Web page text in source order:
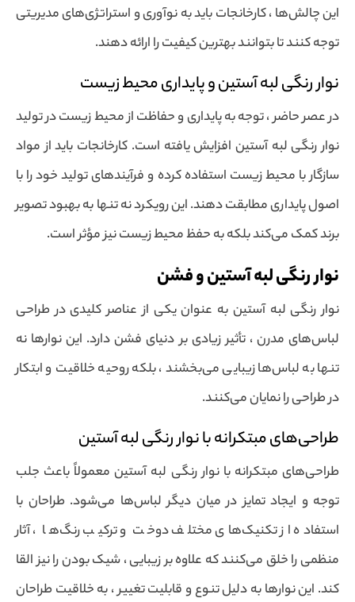
این چالش‌ها ، کارخانجات باید به نوآوری و استراتژی‌های مدیریتی
توجه کنند تا بتوانند بهترین کیفیت را ارائه دهند.
نوار رنگی لبه آستین و پایداری محیط زیست
در عصر حاضر ، توجه به پایداری و حفاظت از محیط زیست در تولید
نوار رنگی لبه آستین افزایش یافته است. کارخانجات باید از مواد
سازگار با محیط زیست استفاده کرده و فرآیندهای تولید خود را با
اصول پایداری مطابقت دهند. این رویکرد نه تنها به بهبود تصویر
برند کمک می‌کند بلکه به حفظ محیط زیست نیز مؤثر است.
نوار رنگی لبه آستین و فشن
نوار رنگی لبه آستین به عنوان یکی از عناصر کلیدی در طراحی
لباس‌های مدرن ، تأثیر زیادی بر دنیای فشن دارد. این نوارها نه
تنها به لباس‌ها زیبایی می‌بخشند ، بلکه روحیه خلاقیت و ابتکار
در طراحی را نمایان می‌کنند.
طراحی‌های مبتکرانه با نوار رنگی لبه آستین
طراحی‌های مبتکرانه با نوار رنگی لبه آستین معمولاً باعث جلب
توجه و ایجاد تمایز در میان دیگر لباس‌ها می‌شود. طراحان با
استفاده از تکنیک‌های مختلف دوخت و ترکیب رنگ‌ها ، آثار
منظمی را خلق می‌کنند که علاوه بر زیبایی ، شیک بودن را نیز القا
کند. این نوارها به دلیل تنوع و قابلیت تغییر ، به خلاقیت طراحان